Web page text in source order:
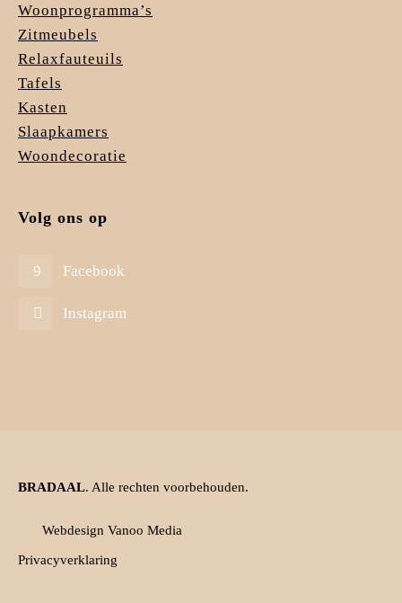
Woonprogramma’s
Zitmeubels
Relaxfauteuils
Tafels
Kasten
Slaapkamers
Woondecoratie
Volg ons op
Facebook
Instagram
BRADAAL. Alle rechten voorbehouden.
Webdesign Vanoo Media
Privacyverklaring